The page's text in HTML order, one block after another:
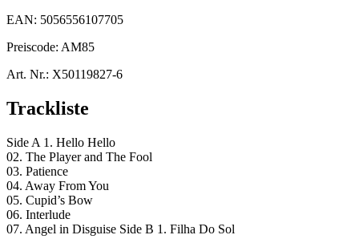
EAN: 5056556107705
Preiscode: AM85
Art. Nr.: X50119827-6
Trackliste
Side A 1. Hello Hello
02. The Player and The Fool
03. Patience
04. Away From You
05. Cupid’s Bow
06. Interlude
07. Angel in Disguise Side B 1. Filha Do Sol